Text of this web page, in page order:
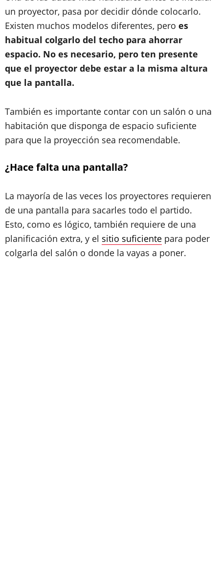
un proyector, pasa por decidir dónde colocarlo.
Existen muchos modelos diferentes, pero es
habitual colgarlo del techo para ahorrar
espacio. No es necesario, pero ten presente
que el proyector debe estar a la misma altura
que la pantalla.
También es importante contar con un salón o una
habitación que disponga de espacio suficiente
para que la proyección sea recomendable.
¿Hace falta una pantalla?
La mayoría de las veces los proyectores requieren
de una pantalla para sacarles todo el partido.
Esto, como es lógico, también requiere de una
planificación extra, y el sitio suficiente para poder
colgarla del salón o donde la vayas a poner.